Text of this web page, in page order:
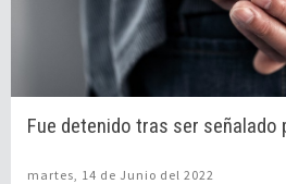
Fue detenido tras ser
martes, 14 de Junio del 2022